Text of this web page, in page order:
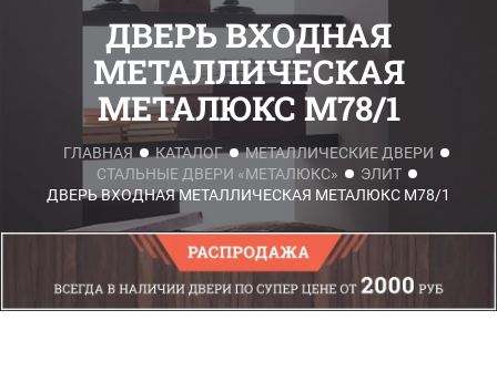
ДВЕРЬ ВХОДНАЯ
МЕТАЛЛИЧЕСКАЯ
МЕТАЛЮКС М78/1
ГЛАВНАЯ КАТАЛОГ
МЕТАЛЛИЧЕСКИЕ ДВЕРИ
СТАЛЬНЫЕ ДВЕРИ «МЕТАЛЮКС»
ЭЛИТ
ДВЕРЬ ВХОДНАЯ МЕТАЛЛИЧЕСКАЯ МЕТАЛЮКС М78/1